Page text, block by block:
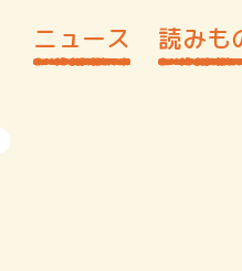
ニュース 読みも